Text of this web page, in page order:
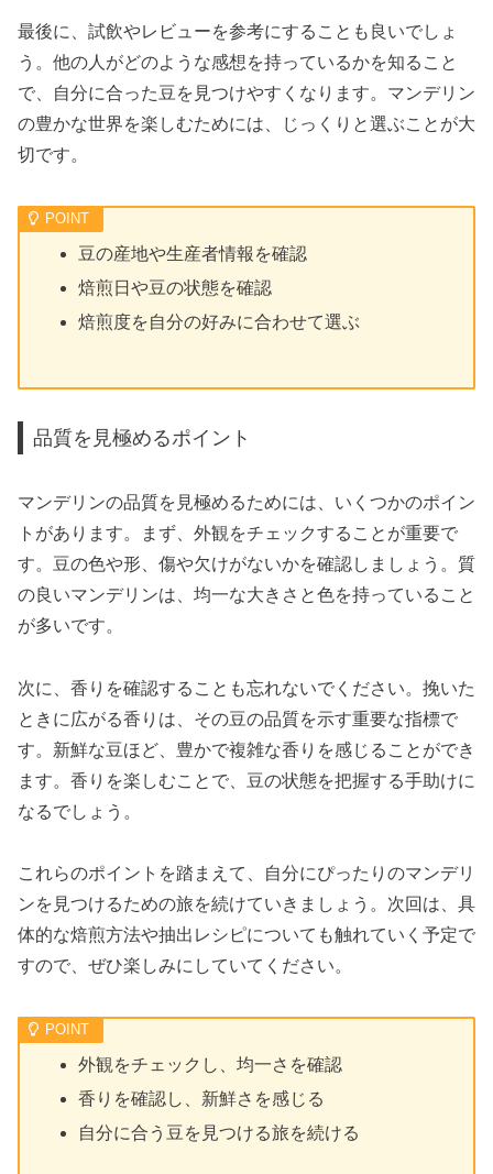
最後に、試飲やレビューを参考にすることも良いでしょ
う。他の人がどのような感想を持っているかを知ること
で、自分に合った豆を見つけやすくなります。マンデリン
の豊かな世界を楽しむためには、じっくりと選ぶことが大
切です。
豆の産地や生産者情報を確認
焙煎日や豆の状態を確認
焙煎度を自分の好みに合わせて選ぶ
品質を見極めるポイント
マンデリンの品質を見極めるためには、いくつかのポイン
トがあります。まず、外観をチェックすることが重要で
す。豆の色や形、傷や欠けがないかを確認しましょう。質
の良いマンデリンは、均一な大きさと色を持っていること
が多いです。
次に、香りを確認することも忘れないでください。挽いた
ときに広がる香りは、その豆の品質を示す重要な指標で
す。新鮮な豆ほど、豊かで複雑な香りを感じることができ
ます。香りを楽しむことで、豆の状態を把握する手助けに
なるでしょう。
これらのポイントを踏まえて、自分にぴったりのマンデリ
ンを見つけるための旅を続けていきましょう。次回は、具
体的な焙煎方法や抽出レシピについても触れていく予定で
すので、ぜひ楽しみにしていてください。
外観をチェックし、均一さを確認
香りを確認し、新鮮さを感じる
自分に合う豆を見つける旅を続ける